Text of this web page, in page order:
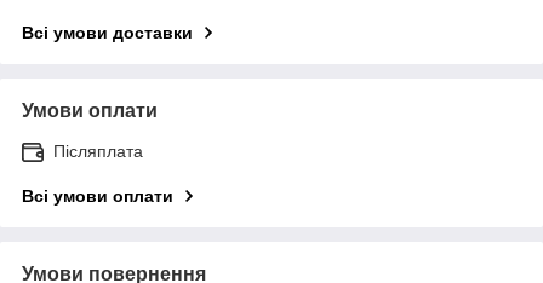
Всі умови доставки
Умови оплати
Післяплата
Всі умови оплати
Умови повернення